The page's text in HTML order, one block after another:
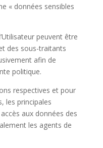
« données sensibles
peuvent être
des sous-traitants
afin de
politique.
respectives et pour
les principales
aux données des
les agents de